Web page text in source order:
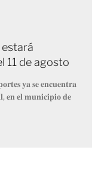
11 de agosto
𝐲𝐚 𝐬𝐞 𝐞𝐧𝐜𝐮𝐞𝐧𝐭𝐫𝐚
𝐞𝐧 𝐞𝐥 𝐦𝐮𝐧𝐢𝐜𝐢𝐩𝐢𝐨 𝐝𝐞